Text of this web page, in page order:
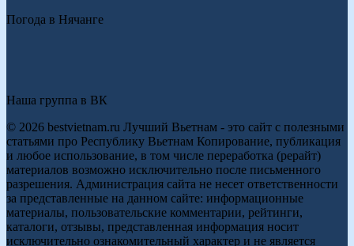
Погода в Нячанге
Наша группа в ВК
© 2026 bestvietnam.ru Лучший Вьетнам - это сайт с полезными
статьями про Республику Вьетнам Копирование, публикация
и любое использование, в том числе переработка (рерайт)
материалов возможно исключительно после письменного
разрешения. Администрация сайта не несет ответственности
за представленные на данном сайте: информационные
материалы, пользовательские комментарии, рейтинги,
каталоги, отзывы, представленная информация носит
исключительно ознакомительный характер и не является